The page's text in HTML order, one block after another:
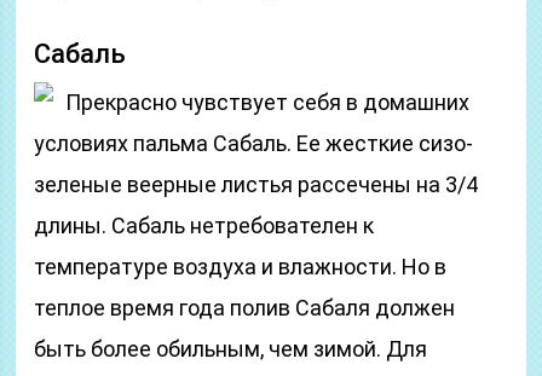
Сабаль
Прекрасно чувствует себя в домашних
условиях пальма Сабаль. Ее жесткие сизо-
зеленые веерные листья рассечены на 3/4
длины. Сабаль нетребователен к
температуре воздуха и влажности. Но в
теплое время года полив Сабаля должен
быть более обильным, чем зимой. Для